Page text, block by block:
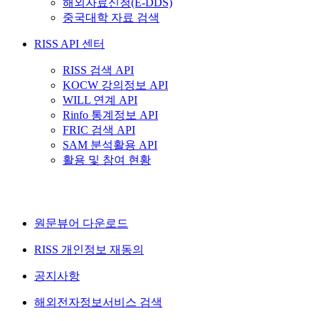
해외자료신청(E-DDS)
중국대학 자료 검색
RISS API 센터
RISS 검색 API
KOCW 강의정보 API
WILL 연계 API
Rinfo 통계정보 API
FRIC 검색 API
SAM 분석활용 API
활용 및 참여 현황
원문뷰어 다운로드
RISS 개인정보 재동의
공지사항
해외전자정보서비스 검색